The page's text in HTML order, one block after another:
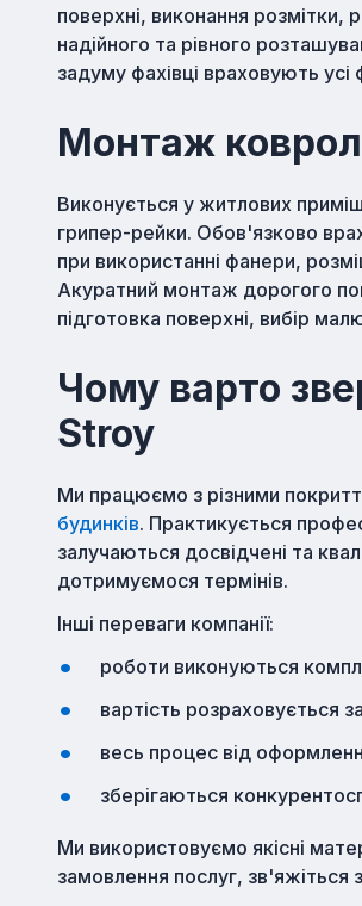
поверхні, виконання розмітки,
надійного та рівного
задуму фахівці враховують усі
Монтаж
Виконується у житлових
грипер-рейки. Обов'язково
при використанні фанери,
Акуратний монтаж дорогого
підготовка поверхні, вибір
Чому варто
Stroy
Ми працюємо з різними
будинків. Практикується
залучаються досвідчені та
дотримуємося термінів.
Інші переваги компанії:
роботи виконуються
вартість розраховується
весь процес від
зберігаються
Ми використовуємо якісні
замовлення послуг, зв'яжіться